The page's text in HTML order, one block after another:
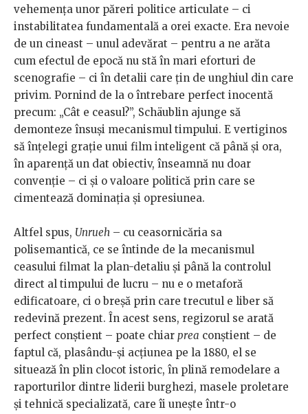
vehemența unor păreri politice articulate – ci
instabilitatea fundamentală a orei exacte. Era nevoie
de un cineast – unul adevărat – pentru a ne arăta
cum efectul de epocă nu stă în mari eforturi de
scenografie – ci în detalii care țin de unghiul din care
privim. Pornind de la o întrebare perfect inocentă
precum: „Cât e ceasul?”, Schäublin ajunge să
demonteze însuși mecanismul timpului. E vertiginos
să înțelegi grație unui film inteligent că până și ora,
în aparență un dat obiectiv, înseamnă nu doar
convenție – ci și o valoare politică prin care se
cimentează dominația și opresiunea.
Altfel spus, Unrueh – cu ceasornicăria sa
polisemantică, ce se întinde de la mecanismul
ceasului filmat la plan-detaliu și până la controlul
direct al timpului de lucru – nu e o metaforă
edificatoare, ci o breșă prin care trecutul e liber să
redevină prezent. În acest sens, regizorul se arată
perfect conștient – poate chiar prea conștient – de
faptul că, plasându-și acțiunea pe la 1880, el se
situează în plin clocot istoric, în plină remodelare a
raporturilor dintre liderii burghezi, masele proletare
și tehnică specializată, care îi unește într-o